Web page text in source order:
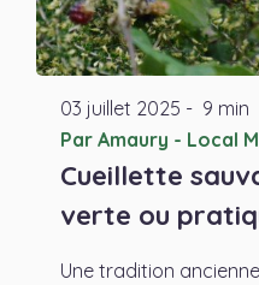
03 juillet 2025 - 9 min
Par Amaury - Local
Cueillette
verte ou
Une tradition